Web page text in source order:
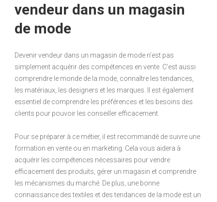
vendeur dans un magasin
de mode
Devenir vendeur dans un magasin de mode n’est pas
simplement acquérir des compétences en vente. C’est aussi
comprendre le monde de la mode, connaître les tendances,
les matériaux, les designers et les marques. Il est également
essentiel de comprendre les préférences et les besoins des
clients pour pouvoir les conseiller efficacement.
Pour se préparer à ce métier, il est recommandé de suivre une
formation en vente ou en marketing. Cela vous aidera à
acquérir les compétences nécessaires pour vendre
efficacement des produits, gérer un magasin et comprendre
les mécanismes du marché. De plus, une bonne
connaissance des textiles et des tendances de la mode est un